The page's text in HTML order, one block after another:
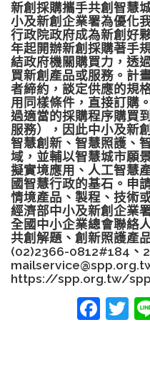
新創採購攜手共創智慧
小及新創企業署為優化
行政院政府成為新創好
年起開辦新創採購著手
結政府機關購買力，透
買新創產品或服務。計
者締約，談定供應的規
用同樣條件，直接訂購
過適當的採購程序購買
服務），因此中小及新
智慧創新、智慧照護、
域，並輔以智慧城市願
擬實境應用、人工智慧
國智慧行政的基石。申
情境產品、製程、技術
經濟部中小及新創企業
全國中小企業總會聯絡
共創解題、創新照護產
(02)2366-0812#184、
https://spp.org.tw/